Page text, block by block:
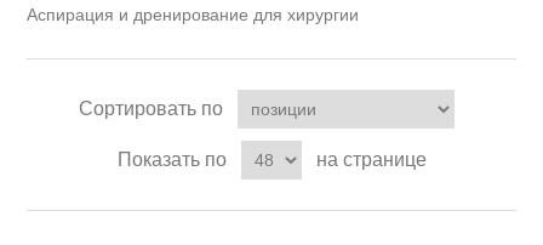
Аспирация и дренирование для хирургии
Сортировать по
Показать по на странице